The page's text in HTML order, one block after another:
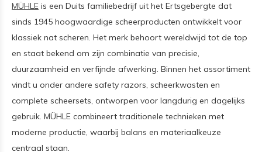
MÜHLE is een Duits familiebedrijf uit het Ertsgebergte dat
sinds 1945 hoogwaardige scheerproducten ontwikkelt voor
klassiek nat scheren. Het merk behoort wereldwijd tot de top
en staat bekend om zijn combinatie van precisie,
duurzaamheid en verfijnde afwerking. Binnen het assortiment
vindt u onder andere safety razors, scheerkwasten en
complete scheersets, ontworpen voor langdurig en dagelijks
gebruik. MÜHLE combineert traditionele technieken met
moderne productie, waarbij balans en materiaalkeuze
centraal staan.